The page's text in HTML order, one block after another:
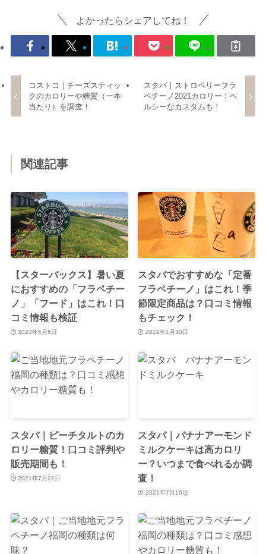
よかったらシェアしてね！
コストコ｜チーズスティッ
クのカロリーや糖質（一本
当たり）を調査！
スタバ｜ストロベリーフラ
ペチーノ2021カロリー！ヘ
ルシーなカスタムも！
関連記事
【スターバックス】暑い夏
におすすめの「フラペチー
ノ」「フード」はこれ！口
コミ情報も検証
2022年5月5日
スタバでおすすめな「定番
フラペチーノ」はこれ！季
節限定商品は？口コミ情報
もチェック！
2022年1月30日
スタバ｜ピーチタルトのカ
ロリー糖質！口コミ評判や
販売期間も！
2021年7月21日
スタバ｜バナナアーモンド
ミルクケーキは高カロリ
ー？いつまで食べれるか調
査！
2021年7月16日